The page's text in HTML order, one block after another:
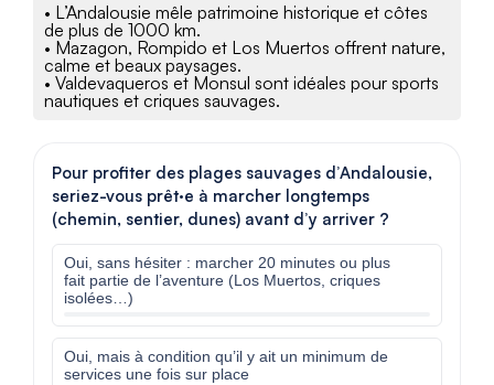
• L’Andalousie mêle patrimoine historique et côtes
de plus de 1000 km.
• Mazagon, Rompido et Los Muertos offrent nature,
calme et beaux paysages.
• Valdevaqueros et Monsul sont idéales pour sports
nautiques et criques sauvages.
Pour profiter des plages sauvages d’Andalousie,
seriez-vous prêt·e à marcher longtemps
(chemin, sentier, dunes) avant d’y arriver ?
Oui, sans hésiter : marcher 20 minutes ou plus
fait partie de l’aventure (Los Muertos, criques
isolées…)
Oui, mais à condition qu’il y ait un minimum de
services une fois sur place